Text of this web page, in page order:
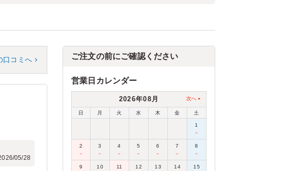
口コミへ
05/28
ご注文の前にご確認ください
営業日カレンダー
2026年08月 次へ
日 月 火 水 木 金 土
1
－
2
－
3
－
4
－
5
－
6
－
7
－
8
－
9
10
11
12
13
14
15